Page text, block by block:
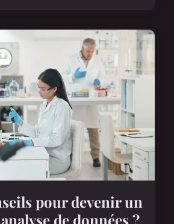
pour devenir un
de données ?